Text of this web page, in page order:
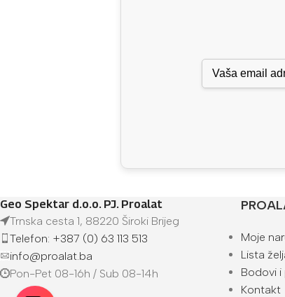
Geo Spektar d.o.o. PJ. Proalat
Trnska cesta 1, 88220 Široki Brijeg
Telefon: +387 (0) 63 113 513
info@proalat.ba
Pon-Pet 08-16h / Sub 08-14h
Moje
Lista
Bodovi
Kontakt